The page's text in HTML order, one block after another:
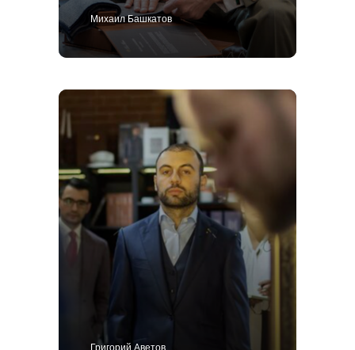
Михаил Башкатов
Григорий Аветов
Подарочный сертификат
Мужской гардероб
Ткани для пошива одежды